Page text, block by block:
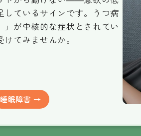
ているサインです。うつ病
が中核的な症状とされてい
てみませんか。
睡眠障害 →